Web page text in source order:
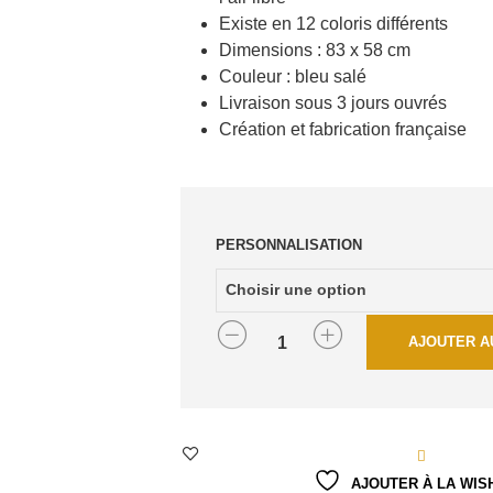
Existe en 12 coloris différents
Dimensions : 83 x 58 cm
Couleur : bleu salé
Livraison sous 3 jours ouvrés
Création et fabrication française
PERSONNALISATION
QUANTITÉ
AJOUTER
AJOUTER À LA